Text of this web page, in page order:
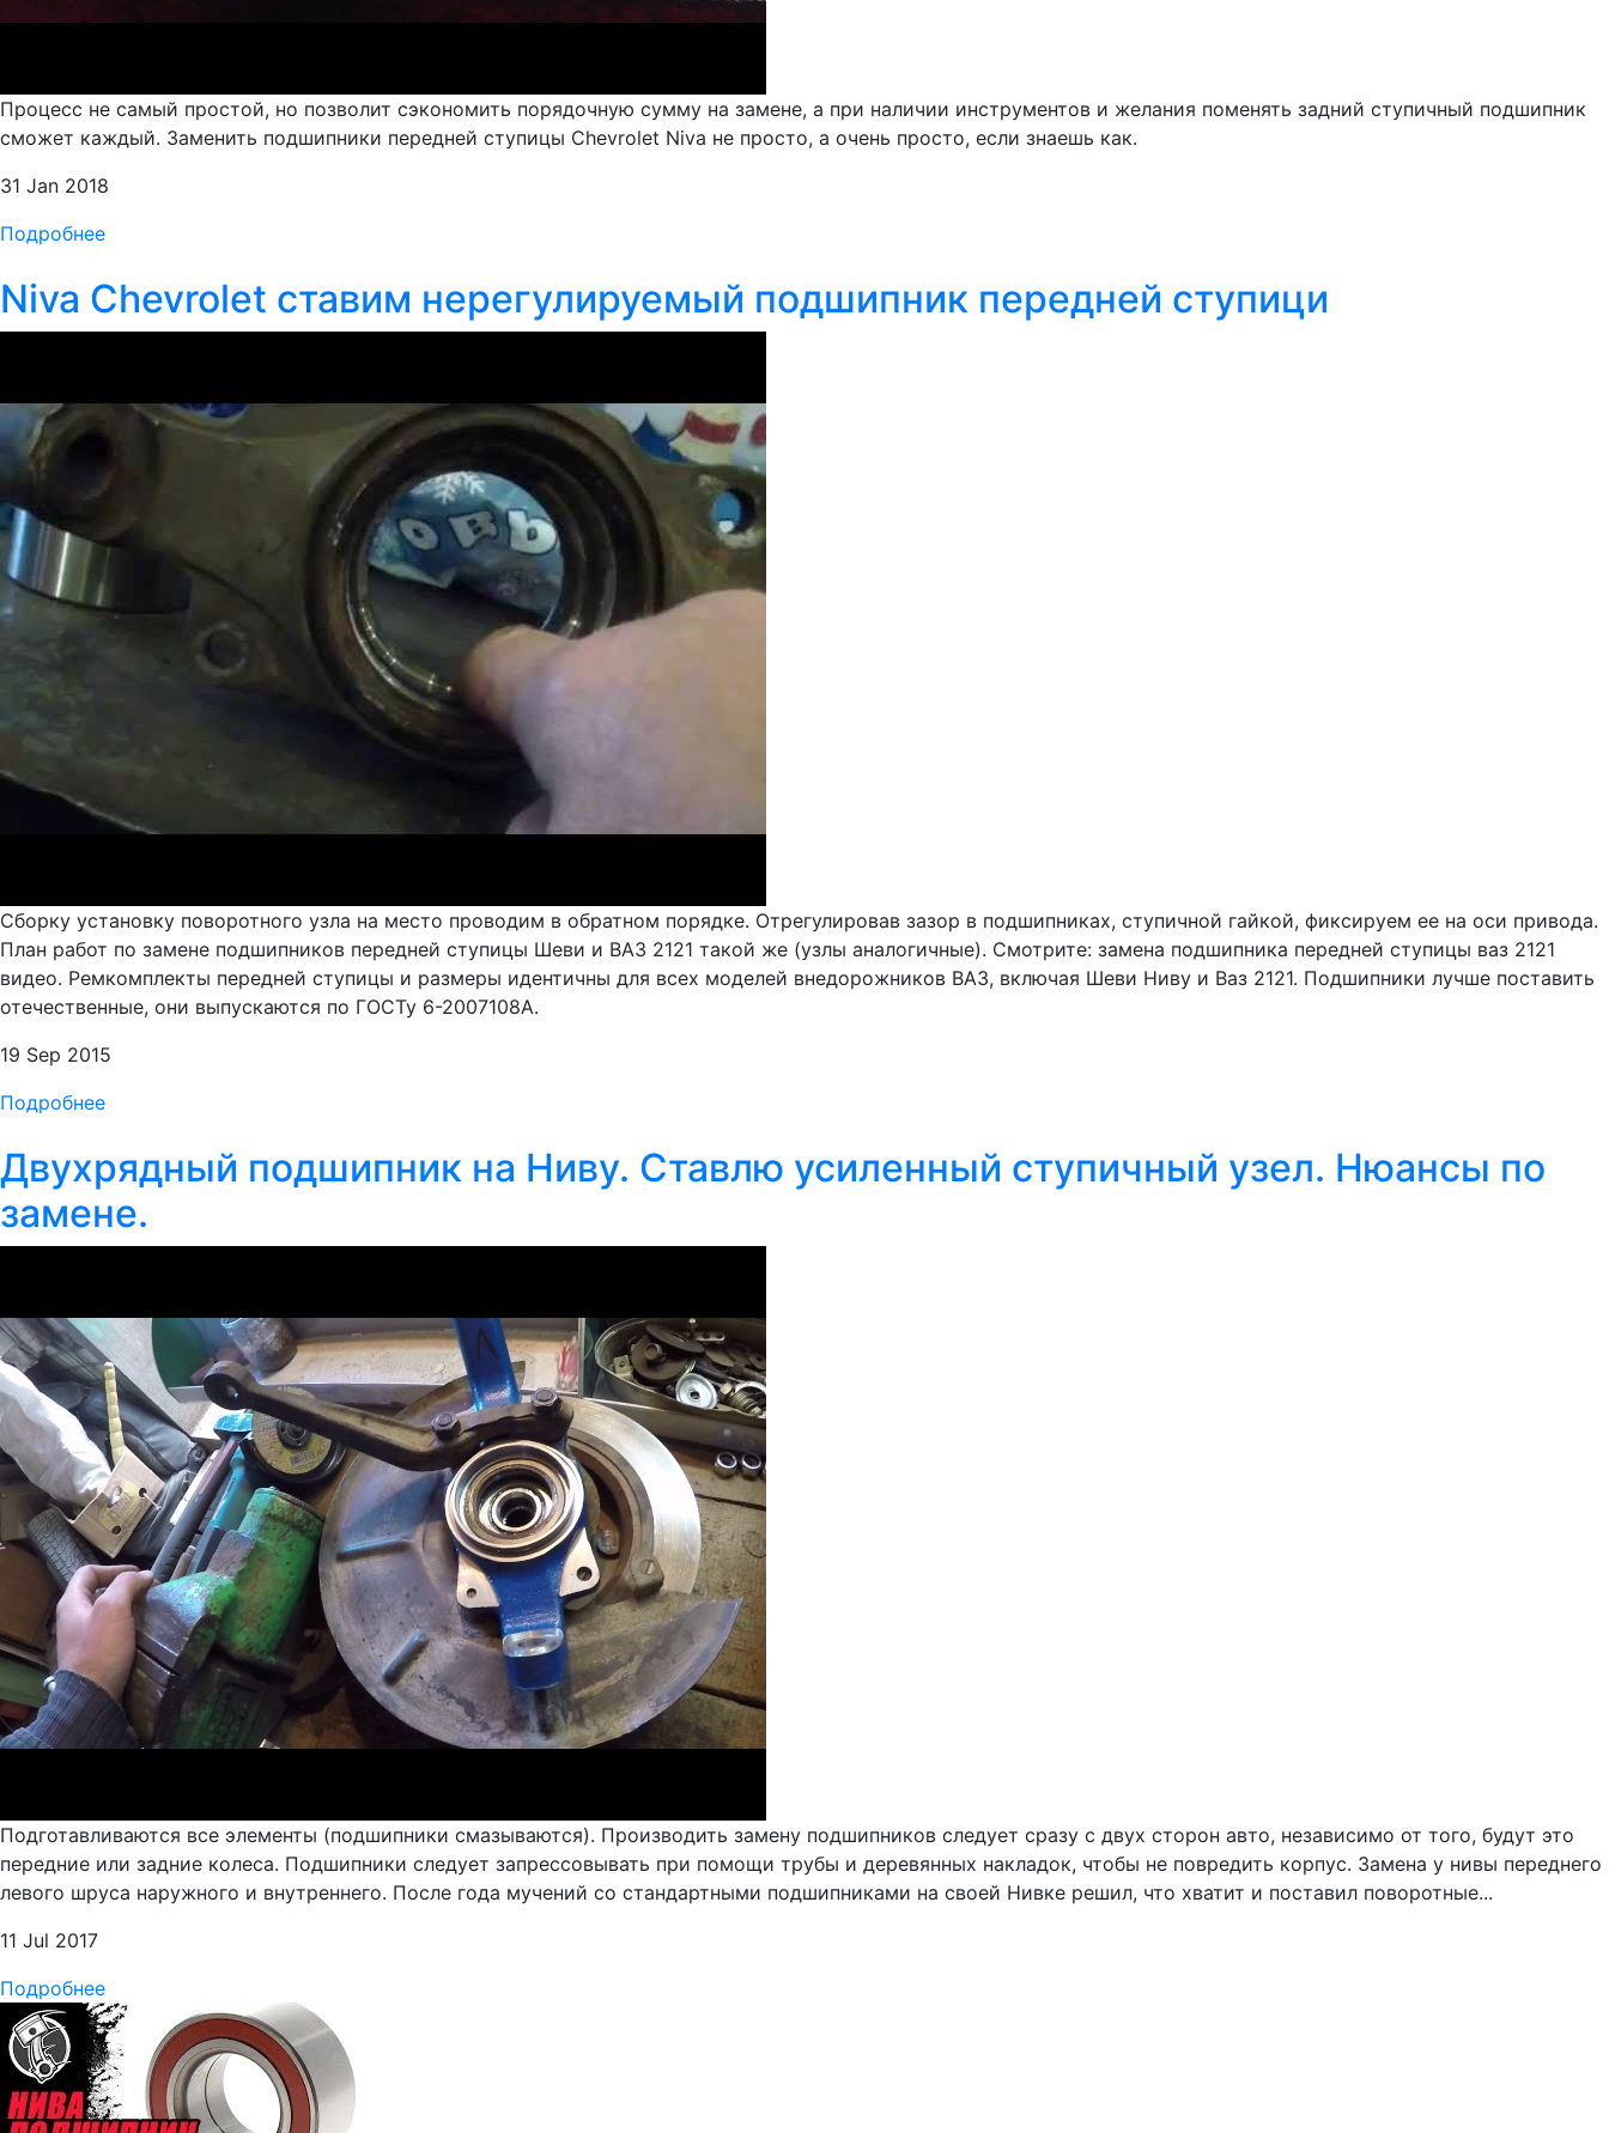
Процесс не самый простой, но позволит сэкономить порядочную сумму на замене, а при наличии инструментов и желания поменять задний ступичный подшипник
сможет каждый. Заменить подшипники передней ступицы Chevrolet Niva не просто, а очень просто, если знаешь как.
31 Jan 2018
Подробнее
Niva Chevrolet ставим нерегулируемый подшипник передней ступици
Сборку установку поворотного узла на место проводим в обратном порядке. Отрегулировав зазор в подшипниках, ступичной гайкой, фиксируем ее на оси привода.
План работ по замене подшипников передней ступицы Шеви и ВАЗ 2121 такой же (узлы аналогичные). Смотрите: замена подшипника передней ступицы ваз 2121
видео. Ремкомплекты передней ступицы и размеры идентичны для всех моделей внедорожников ВАЗ, включая Шеви Ниву и Ваз 2121. Подшипники лучше поставить
отечественные, они выпускаются по ГОСТу 6-2007108А.
19 Sep 2015
Подробнее
Двухрядный подшипник на Ниву. Ставлю усиленный ступичный узел. Нюансы по
замене.
Подготавливаются все элементы (подшипники смазываются). Производить замену подшипников следует сразу с двух сторон авто, независимо от того, будут это
передние или задние колеса. Подшипники следует запрессовывать при помощи трубы и деревянных накладок, чтобы не повредить корпус. Замена у нивы переднего
левого шруса наружного и внутреннего. После года мучений со стандартными подшипниками на своей Нивке решил, что хватит и поставил поворотные...
11 Jul 2017
Подробнее